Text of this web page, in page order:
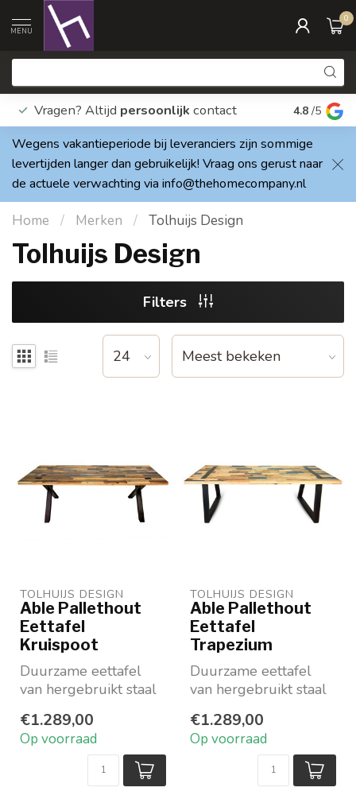
MENU
0
Vragen? Altijd persoonlijk contact Elke dag
4.8 /5
Wegens vakantieperiode bij leveranciers zijn sommige
levertijden langer dan gebruikelijk! Vraag ons gerust naar
de actuele verwachting via info@thehomecompany.nl
Home / Merken / Tolhuijs Design
Tolhuijs Design
Filters
TOLHUIJS DESIGN
Able Pallethout
Eettafel
Kruispoot
Duurzame eettafel
van hergebruikt staal
Vervaardigd van
afvalmateriaal
€1.289,00
Op voorraad
TOLHUIJS DESIGN
Able Pallethout
Eettafel
Trapezium
Duurzame eettafel
van hergebruikt staal
Vervaardigd van
afvalmateriaal
€1.289,00
Op voorraad